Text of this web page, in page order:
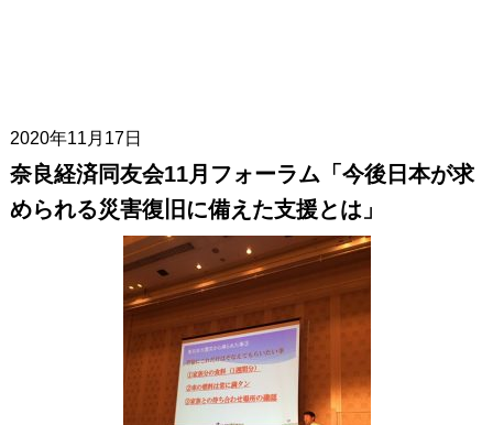
2020年11月17日
奈良経済同友会11月フォーラム「今後日本が求
められる災害復旧に備えた支援とは」